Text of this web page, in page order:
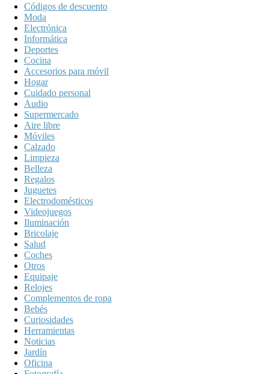
Códigos de descuento
Moda
Electrónica
Informática
Deportes
Cocina
Accesorios para móvil
Hogar
Cuidado personal
Audio
Supermercado
Aire libre
Móviles
Calzado
Limpieza
Belleza
Regalos
Juguetes
Electrodomésticos
Videojuegos
Iluminación
Bricolaje
Salud
Coches
Otros
Equipaje
Relojes
Complementos de ropa
Bebés
Curiosidades
Herramientas
Noticias
Jardín
Oficina